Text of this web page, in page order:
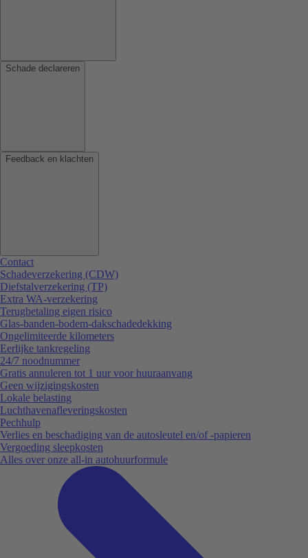
Schade declareren
Feedback en klachten
Contact
Schadeverzekering (CDW)
Diefstalverzekering (TP)
Extra WA-verzekering
Terugbetaling eigen risico
Glas-banden-bodem-dakschadedekking
Ongelimiteerde kilometers
Eerlijke tankregeling
24/7 noodnummer
Gratis annuleren tot 1 uur voor huuraanvang
Geen wijzigingskosten
Lokale belasting
Luchthavenafleveringskosten
Pechhulp
Verlies en beschadiging van de autosleutel en/of -papieren
Vergoeding sleepkosten
Alles over onze all-in autohuurformule